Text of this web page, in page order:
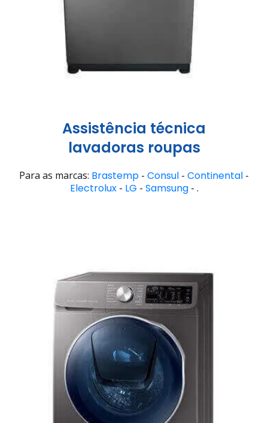
Assistência técnica
lavadoras roupas
Para as marcas: Brastemp - Consul - Continental -
Electrolux- LG - Samsung- .